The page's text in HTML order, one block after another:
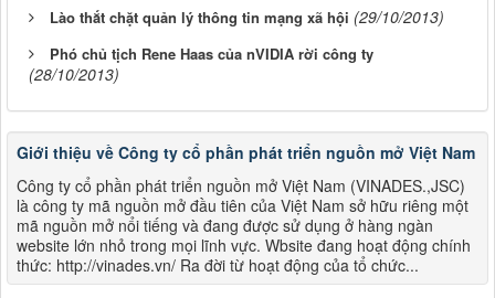
Lào thắt chặt quản lý thông tin mạng xã hội (29/10/2013)
Phó chủ tịch Rene Haas của nVIDIA rời công ty
(28/10/2013)
Giới thiệu về Công ty cổ phần phát triển nguồn mở Việt Nam
Công ty cổ phần phát triển nguồn mở Việt Nam (VINADES.,JSC)
là công ty mã nguồn mở đầu tiên của Việt Nam sở hữu riêng một
mã nguồn mở nổi tiếng và đang được sử dụng ở hàng ngàn
website lớn nhỏ trong mọi lĩnh vực. Wbsite đang hoạt động chính
thức: http://vinades.vn/ Ra đời từ hoạt động của tổ chức...